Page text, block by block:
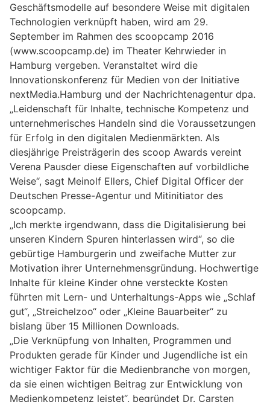
Geschäftsmodelle auf besondere Weise mit digitalen
Technologien verknüpft haben, wird am 29.
September im Rahmen des scoopcamp 2016
(www.scoopcamp.de) im Theater Kehrwieder in
Hamburg vergeben. Veranstaltet wird die
Innovationskonferenz für Medien von der Initiative
nextMedia.Hamburg und der Nachrichtenagentur dpa.
„Leidenschaft für Inhalte, technische Kompetenz und
unternehmerisches Handeln sind die Voraussetzungen
für Erfolg in den digitalen Medienmärkten. Als
diesjährige Preisträgerin des scoop Awards vereint
Verena Pausder diese Eigenschaften auf vorbildliche
Weise“, sagt Meinolf Ellers, Chief Digital Officer der
Deutschen Presse-Agentur und Mitinitiator des
scoopcamp.
„Ich merkte irgendwann, dass die Digitalisierung bei
unseren Kindern Spuren hinterlassen wird“, so die
gebürtige Hamburgerin und zweifache Mutter zur
Motivation ihrer Unternehmensgründung. Hochwertige
Inhalte für kleine Kinder ohne versteckte Kosten
führten mit Lern- und Unterhaltungs-Apps wie „Schlaf
gut“, „Streichelzoo“ oder „Kleine Bauarbeiter“ zu
bislang über 15 Millionen Downloads.
„Die Verknüpfung von Inhalten, Programmen und
Produkten gerade für Kinder und Jugendliche ist ein
wichtiger Faktor für die Medienbranche von morgen,
da sie einen wichtigen Beitrag zur Entwicklung von
Medienkompetenz leistet“, begründet Dr. Carsten